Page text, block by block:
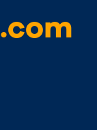
.com